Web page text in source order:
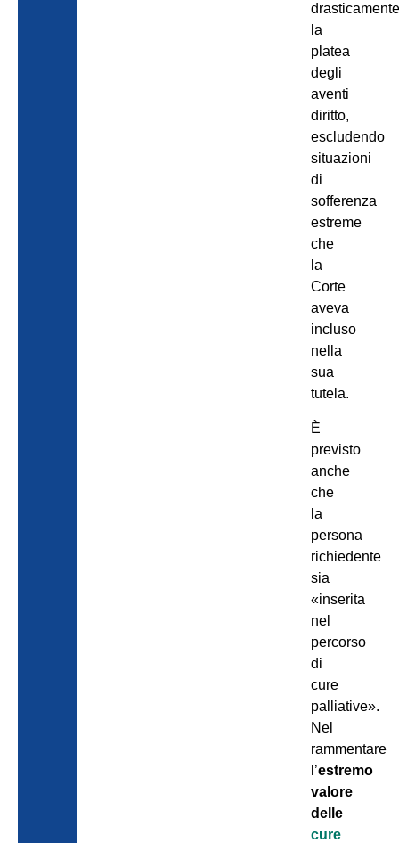
la
platea
degli
aventi
diritto,
escludendo
situazioni
di
sofferenza
estreme
che
la
Corte
aveva
incluso
nella
sua
tutela.
È
previsto
anche
che
la
persona
richiedente
sia
«inserita
nel
percorso
di
cure
palliative».
Nel
rammentare
l’estremo
valore
delle
cure